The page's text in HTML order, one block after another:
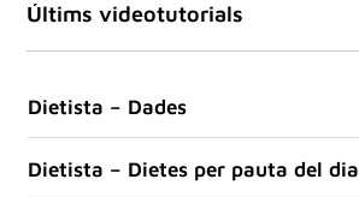
Últims videotutorials
Dietista – Dades
Dietista – Dietes per pauta del dia